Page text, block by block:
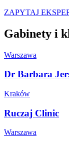
ZAPYTAJ
Gabinety i
Warszawa
Dr Barbara
Kraków
Ruczaj Clinic
Warszawa